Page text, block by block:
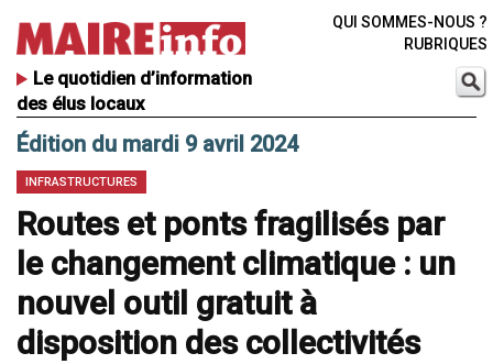
Le quotidien d’information
des élus locaux
QUI SOMMES-NOUS ?
RUBRIQUES
Édition du mardi 9 avril 2024
INFRASTRUCTURES
Routes et ponts fragilisés par
le changement climatique : un
nouvel outil gratuit à
disposition des collectivités